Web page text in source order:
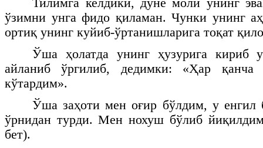
Тилимга келдики, дунё моли унинг
ўзимни унга фидо қиламан. Чунки унинг
ортиқ унинг куйиб-ўртанишларига тоқат
Ўша ҳолатда унинг ҳузурига кириб
айланиб ўргилиб, дедимки: «Ҳар қанча
кўтардим».
Ўша заҳоти мен оғир бўлдим, у енгил
ўрнидан турди. Мен нохуш бўлиб
бет).